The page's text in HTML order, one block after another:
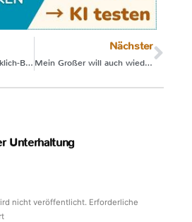
Das jetzt-aber-mal-wirklich-Breialter
Nächster
Mein Großer will auch wieder an die Brust
Unterhaltung
nicht veröffentlicht. Erforderliche